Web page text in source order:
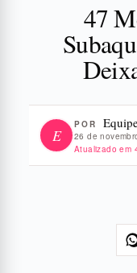
47
E
POR
26 de
Atualizado em